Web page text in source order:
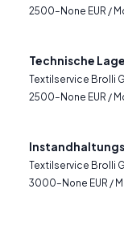
2500–None EUR /
Technische
Textilservice Brolli
2500–None EUR /
Textilservice Brolli
3000–None EUR /